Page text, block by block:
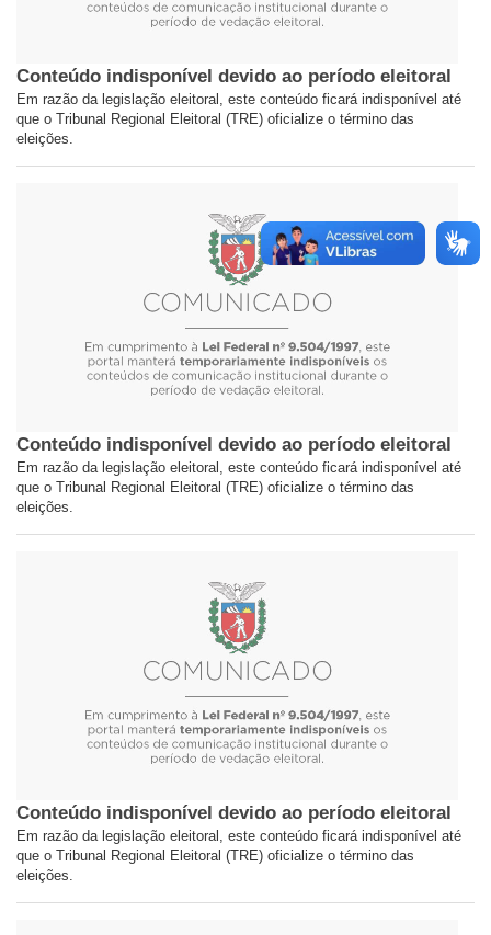
Conteúdo indisponível devido ao período eleitoral
Em razão da legislação eleitoral, este conteúdo ficará indisponível até
que o Tribunal Regional Eleitoral (TRE) oficialize o término das
eleições.
Conteúdo indisponível devido ao período eleitoral
Em razão da legislação eleitoral, este conteúdo ficará indisponível até
que o Tribunal Regional Eleitoral (TRE) oficialize o término das
eleições.
Conteúdo indisponível devido ao período eleitoral
Em razão da legislação eleitoral, este conteúdo ficará indisponível até
que o Tribunal Regional Eleitoral (TRE) oficialize o término das
eleições.